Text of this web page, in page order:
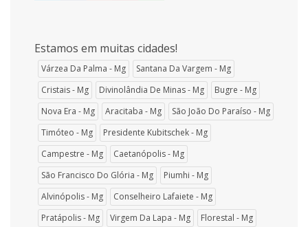
Estamos em muitas cidades!
Várzea Da Palma - Mg
Santana Da Vargem - Mg
Cristais - Mg
Divinolândia De Minas - Mg
Bugre - Mg
Nova Era - Mg
Aracitaba - Mg
São João Do Paraíso - Mg
Timóteo - Mg
Presidente Kubitschek - Mg
Campestre - Mg
Caetanópolis - Mg
São Francisco Do Glória - Mg
Piumhi - Mg
Alvinópolis - Mg
Conselheiro Lafaiete - Mg
Pratápolis - Mg
Virgem Da Lapa - Mg
Florestal - Mg